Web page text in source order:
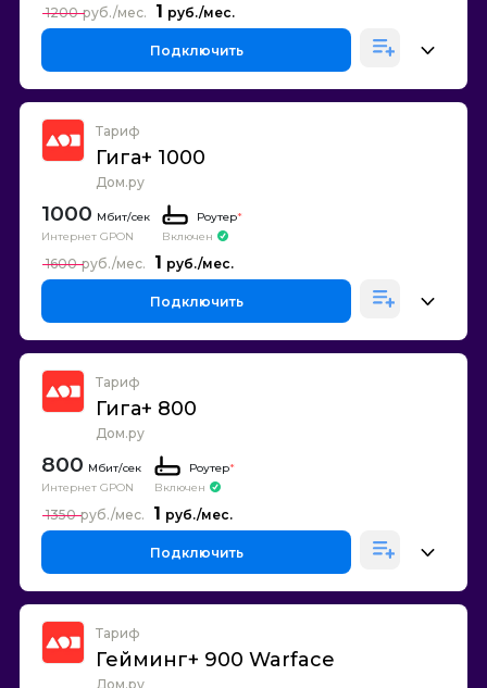
1
1200
Подключить
Тариф
Гига+ 1000
Дом.ру
1000
Интернет GPON
Роутер*
Включен
1
1600
Подключить
Тариф
Гига+ 800
Дом.ру
800
Интернет GPON
Роутер*
Включен
1
1350
Подключить
Тариф
Гейминг+ 900 Warface
Дом.ру